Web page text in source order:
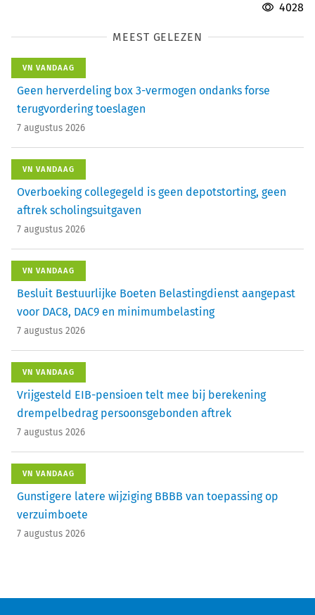
4028
MEEST GELEZEN
VN VANDAAG
Geen herverdeling box 3-vermogen ondanks forse
terugvordering toeslagen
7 augustus 2026
VN VANDAAG
Overboeking collegegeld is geen depotstorting, geen
aftrek scholingsuitgaven
7 augustus 2026
VN VANDAAG
Besluit Bestuurlijke Boeten Belastingdienst aangepast
voor DAC8, DAC9 en minimumbelasting
7 augustus 2026
VN VANDAAG
Vrijgesteld EIB-pensioen telt mee bij berekening
drempelbedrag persoonsgebonden aftrek
7 augustus 2026
VN VANDAAG
Gunstigere latere wijziging BBBB van toepassing op
verzuimboete
7 augustus 2026